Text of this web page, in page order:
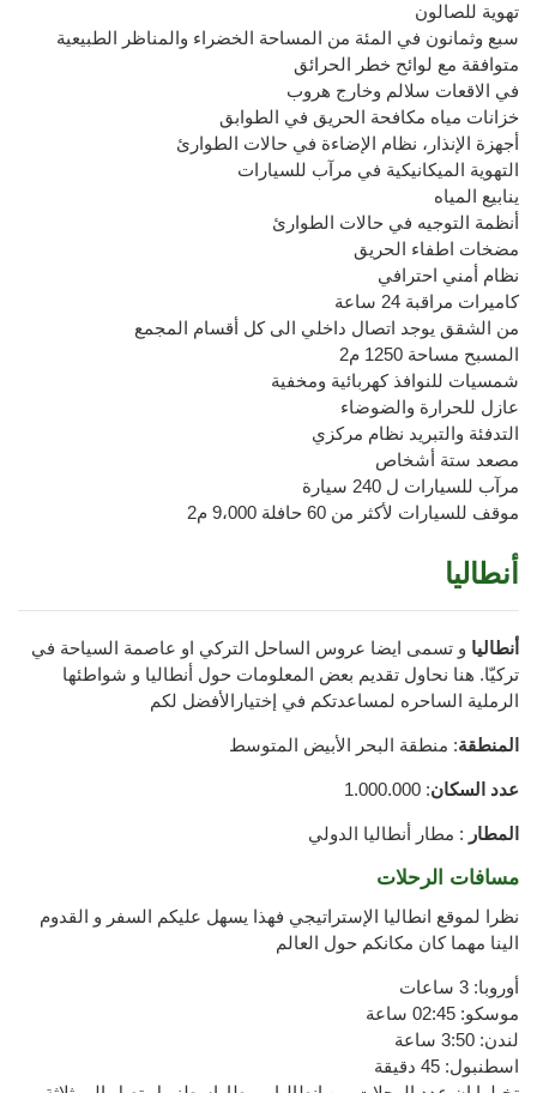
تهوية للصالون
سبع وثمانون في المئة من المساحة الخضراء والمناظر الطبيعية
متوافقة مع لوائح خطر الحرائق
في الاقعات سلالم وخارج هروب
خزانات مياه مكافحة الحريق في الطوابق
أجهزة الإنذار، نظام الإضاءة في حالات الطوارئ
التهوية الميكانيكية في مرآب للسيارات
ينابيع المياه
أنظمة التوجيه في حالات الطوارئ
مضخات اطفاء الحريق
نظام أمني احترافي
كاميرات مراقبة 24 ساعة
من الشقق يوجد اتصال داخلي الى كل أقسام المجمع
المسبح مساحة 1250 م2
شمسيات للنوافذ كهربائية ومخفية
عازل للحرارة والضوضاء
التدفئة والتبريد نظام مركزي
مصعد ستة أشخاص
مرآب للسيارات ل 240 سيارة
موقف للسيارات لأكثر من 60 حافلة 9،000 م2
أنطاليا
أنطاليا و تسمى ايضا عروس الساحل التركي او عاصمة السياحة في
تركيّا. هنا نحاول تقديم بعض المعلومات حول أنطاليا و شواطئها
الرملية الساحره لمساعدتكم في إختيارالأفضل لكم
المنطقة: منطقة البحر الأبيض المتوسط
عدد السكان: 1.000.000
المطار : مطار أنطاليا الدولي
مسافات الرحلات
نظرا لموقع انطاليا الإستراتيجي فهذا يسهل عليكم السفر و القدوم
الينا مهما كان مكانكم حول العالم
أوروبا: 3 ساعات
موسكو: 02:45 ساعة
لندن: 3:50 ساعة
اسطنبول: 45 دقيقة